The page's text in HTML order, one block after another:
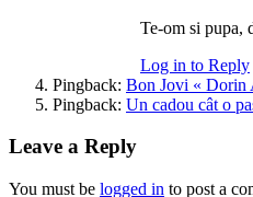
Te-om si pupa,
Log in to Reply
Pingback: Bon Jovi « Dorin
Pingback: Un cadou cât o
Leave a Reply
You must be logged in to post a